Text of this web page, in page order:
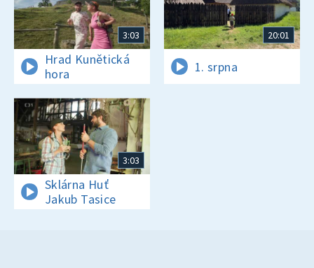
3:03
Hrad Kunětická
hora
20:01
1. srpna
3:03
Sklárna Huť
Jakub Tasice